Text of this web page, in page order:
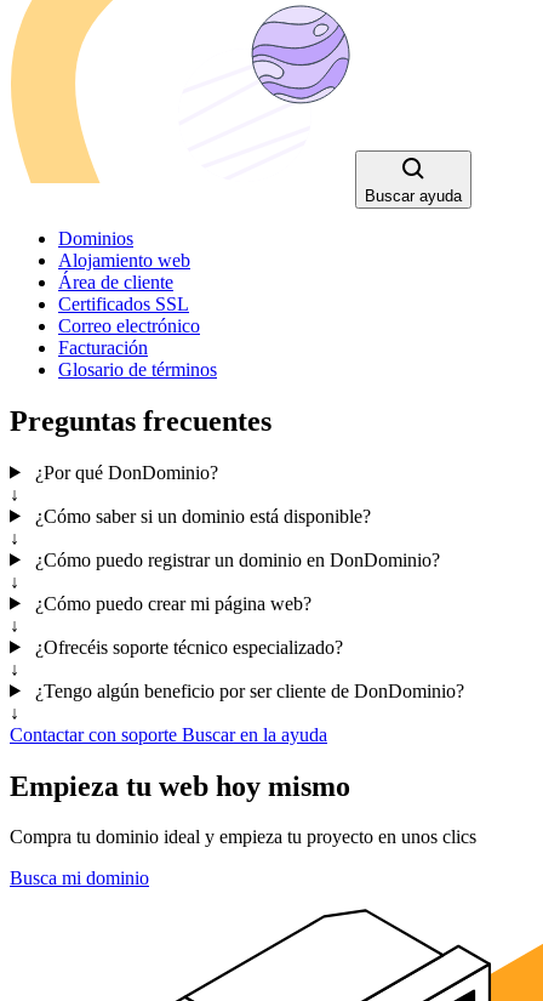
Buscar ayuda
Dominios
Alojamiento web
Área de cliente
Certificados SSL
Correo electrónico
Facturación
Glosario de términos
Preguntas frecuentes
¿Por qué DonDominio?
↓
¿Cómo saber si un dominio está disponible?
↓
¿Cómo puedo registrar un dominio en DonDominio?
↓
¿Cómo puedo crear mi página web?
↓
¿Ofrecéis soporte técnico especializado?
↓
¿Tengo algún beneficio por ser cliente de DonDominio?
↓
Contactar con soporte Buscar en la ayuda
Empieza tu web hoy mismo
Compra tu dominio ideal y empieza tu proyecto en unos clics
Busca mi dominio